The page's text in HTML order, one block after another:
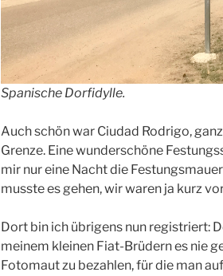
Spanische Dorfidylle.
Auch schön war Ciudad Rodrigo,
Grenze. Eine wunderschöne
mir nur eine Nacht die
musste es gehen, wir waren ja kurz
Dort bin ich übrigens nun registriert:
meinem kleinen Fiat-Brüdern es nie
Fotomaut zu bezahlen, für die man